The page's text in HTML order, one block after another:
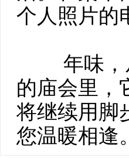
个人照片的
年味
的庙会里，
将继续用脚
您温暖相逢。